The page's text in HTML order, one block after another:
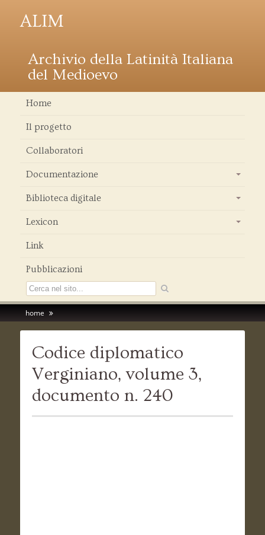
ALIM
Archivio della Latinità Italiana
del Medioevo
Home
Il progetto
Collaboratori
Documentazione
Biblioteca digitale
Lexicon
Link
Pubblicazioni
home
Codice diplomatico
Verginiano, volume 3,
documento n. 240